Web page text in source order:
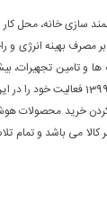
سازی خانه، محل کار
مصرف بهینه انرژی و
و تامین تجهیرات،
خرید محصولات
می باشد و تمام